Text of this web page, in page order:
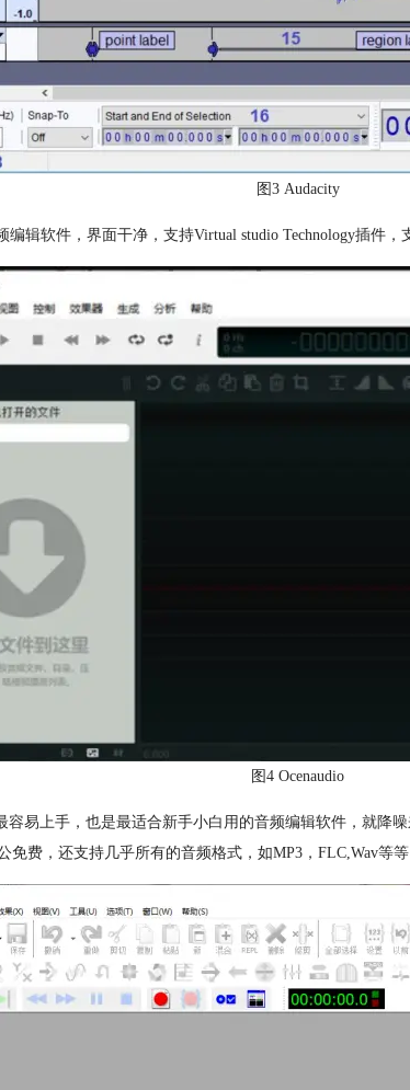
图3 Audacity
编辑软件，界面干净，支持Virtual studio Technology插件
图4 Ocenaudio
容易上手，也是最适合新手小白用的音频编辑软件，就降
免费，还支持几乎所有的音频格式，如MP3，FLC,Wav等等